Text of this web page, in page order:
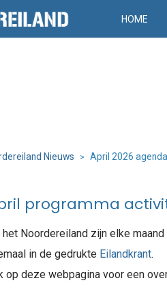
HOME
Nieuws > April 2026 agenda
programma
het Noordereiland zijn elke
in de gedrukte Eilandkrant.
op deze webpagina voor een